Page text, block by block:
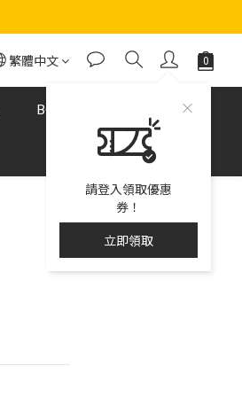
繁體中文
請登入領取優惠
券！
立即領取
BOOMBA NUDE BRA